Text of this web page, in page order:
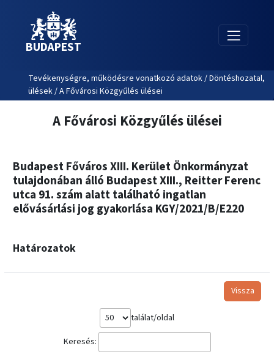
BUDAPEST
Tevékenységre, működésre vonatkozó adatok / Döntéshozatal,
ülések / A Fővárosi Közgyűlés ülései
A Fővárosi Közgyűlés ülései
Budapest Főváros XIII. Kerület Önkormányzat
tulajdonában álló Budapest XIII., Reitter Ferenc
utca 91. szám alatt található ingatlan
elővásárlási jog gyakorlása KGY/2021/B/E220
Határozatok
Vissza
találat/oldal
Keresés: